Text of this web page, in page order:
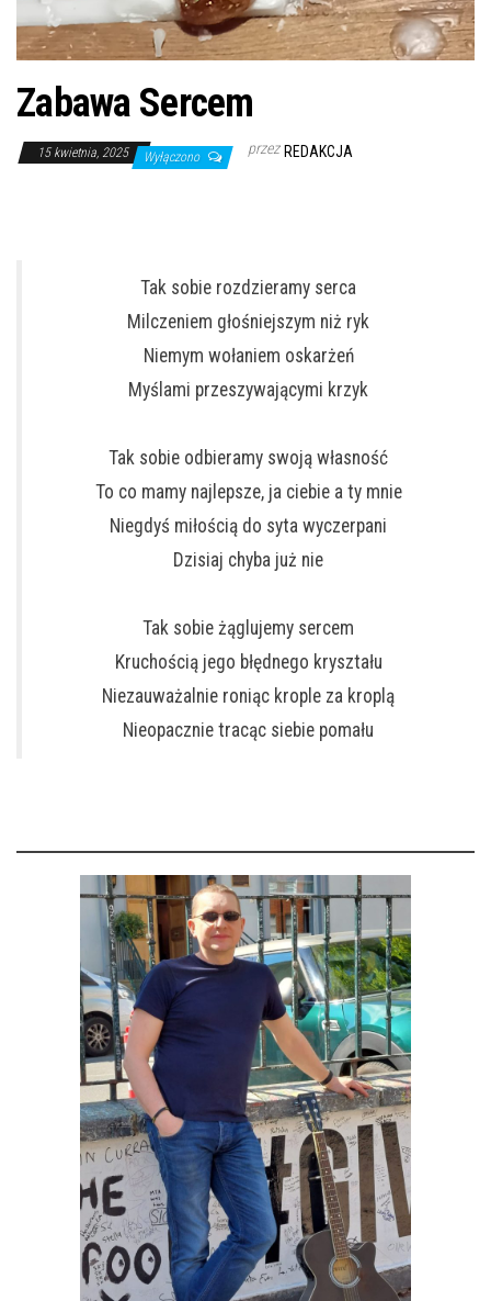
Zabawa Sercem
15 kwietnia, 2025 Wyłączono przez REDAKCJA
Tak sobie rozdzieramy serca
Milczeniem głośniejszym niż ryk
Niemym wołaniem oskarżeń
Myślami przeszywającymi krzyk
Tak sobie odbieramy swoją własność
To co mamy najlepsze, ja ciebie a ty mnie
Niegdyś miłością do syta wyczerpani
Dzisiaj chyba już nie
Tak sobie żąglujemy sercem
Kruchością jego błędnego kryształu
Niezauważalnie roniąc krople za kroplą
Nieopacznie tracąc siebie pomału